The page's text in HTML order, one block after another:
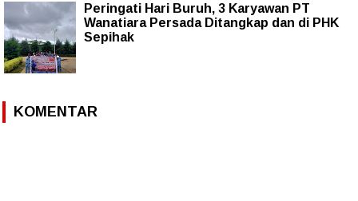
Peringati Hari Buruh, 3 Karyawan PT
Wanatiara Persada Ditangkap dan di PHK
Sepihak
KOMENTAR